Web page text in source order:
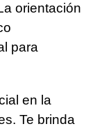
orientación
para
en la
Te brinda